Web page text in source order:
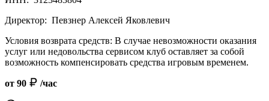
Директор: Певзнер Алексей Яковлевич
Условия возврата средств: В случае невозможности оказания
услуг или недовольства сервисом клуб оставляет за собой
возможность компенсировать средства игровым временем.
от 90 /час